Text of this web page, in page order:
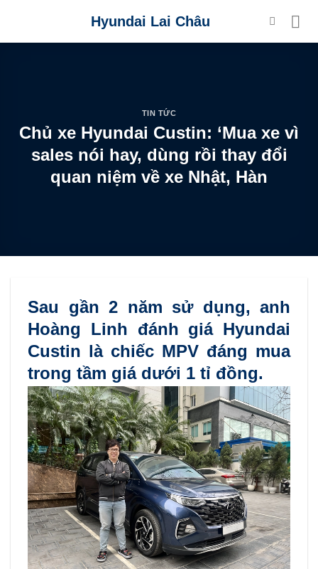
content
Hyundai Lai Châu
TIN TỨC
Chủ xe Hyundai Custin: ‘Mua xe vì
sales nói hay, dùng rồi thay đổi
quan niệm về xe Nhật, Hàn
Sau gần 2 năm sử dụng, anh
Hoàng Linh đánh giá Hyundai
Custin là chiếc MPV đáng mua
trong tầm giá dưới 1 tỉ đồng.